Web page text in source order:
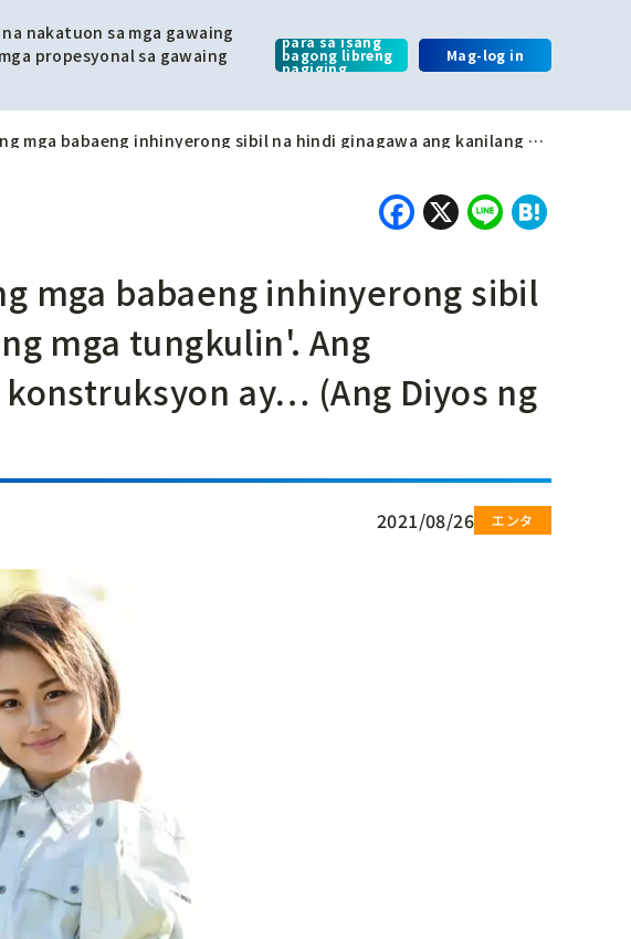
nakatuon sa mga gawaing
propesyonal sa gawaing
para sa isang
bagong libreng
pagiging
Mag-log in
Sumiklab na ang 'problema ng mga babaeng inhinyerong sibil na hindi ginagawa ang kanilang mga tungkulin'. Ang katotohanan sa mga lugar ng konstruksyon ay… (Ang Diyos ng Konstruksyon)
Facebook
X Line
mga babaeng inhinyerong sibil
mga tungkulin'. Ang
ay… (Ang Diyos ng
2021/08/26